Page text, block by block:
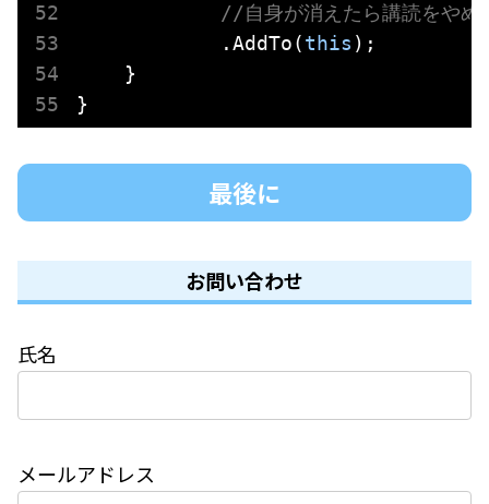
//自身が消えたら講読をやめ
            .AddTo(
this );
    }
}
最後に
お問い合わせ
氏名
メールアドレス